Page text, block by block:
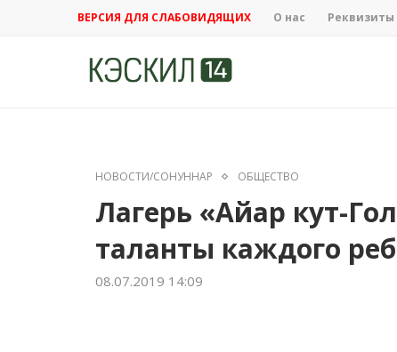
ВЕРСИЯ ДЛЯ СЛАБОВИДЯЩИХ О нас Реквизиты
НОВОСТИ/СОНУННАР ОБЩЕСТВО
Лагерь «Айар кут-
таланты каждого
08.07.2019 14:09